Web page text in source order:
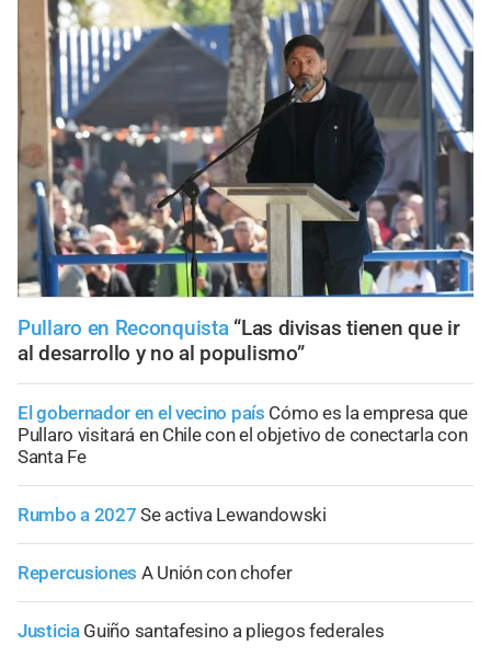
Pullaro en Reconquista “Las divisas tienen que ir
al desarrollo y no al populismo”
El gobernador en el vecino país Cómo es la empresa que
Pullaro visitará en Chile con el objetivo de conectarla con
Santa Fe
Rumbo a 2027 Se activa Lewandowski
Repercusiones A Unión con chofer
Justicia Guiño santafesino a pliegos federales